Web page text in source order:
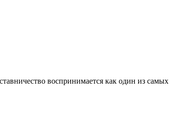
воспринимается как один из